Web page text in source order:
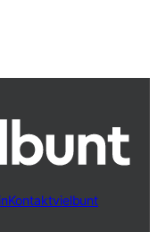
Kontaktvielbunt